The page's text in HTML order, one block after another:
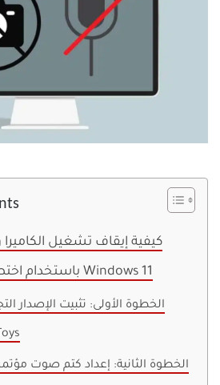
كيفية إيقاف تشغيل
باستخدام اختصار لوحة المفاتيح في Windows 11
الخطوة الأولى: تثبيت الإصدار
الخطوة الثانية: إعداد كتم صوت